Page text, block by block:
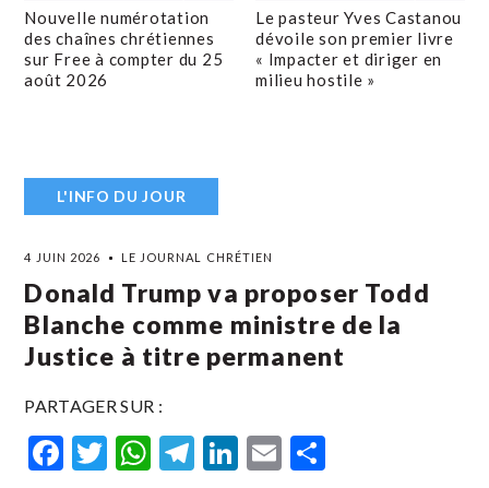
Nouvelle numérotation
des chaînes chrétiennes
sur Free à compter du 25
août 2026
Le pasteur Yves Castanou
dévoile son premier livre
« Impacter et diriger en
milieu hostile »
L'INFO DU JOUR
4 JUIN 2026 LE JOURNAL CHRÉTIEN
Donald Trump va proposer Todd
Blanche comme ministre de la
Justice à titre permanent
PARTAGER SUR :
Facebook
Twitter
WhatsApp
Telegram
LinkedIn
Email